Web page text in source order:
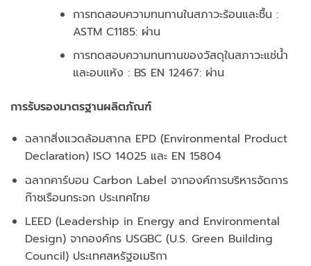
การทดสอบความทนทานในสภาวะร้อนและชื้น :
ASTM C1185: ผ่าน
การทดสอบความทนทานของวัสดุในสภาวะแช่น้ำ
และอบแห้ง : BS EN 12467: ผ่าน
การรับรองมาตรฐานผลิตภัณฑ์
ฉลากสิ่งแวดล้อมสากล EPD (Environmental Product
Declaration) ISO 14025 และ EN 15804
ฉลากคาร์บอน Carbon Label จากองค์การบริหารจัดการ
ก๊าซเรือนกระจก ประเทศไทย
LEED (Leadership in Energy and Environmental
Design) จากองค์กร USGBC (U.S. Green Building
Council) ประเทศสหรัฐอเมริกา